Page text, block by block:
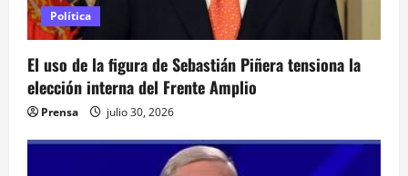
e
n
t
r
Política
El uso de la figura de Sebastián Piñera tensiona la
elección interna del Frente Amplio
Prensa julio 30, 2026